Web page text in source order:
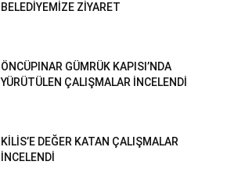
BELEDİYEMİZE ZİYARET
ÖNCÜPINAR GÜMRÜK KAPISI’NDA
YÜRÜTÜLEN ÇALIŞMALAR İNCELENDİ
KİLİS’E DEĞER KATAN ÇALIŞMALAR
İNCELENDİ